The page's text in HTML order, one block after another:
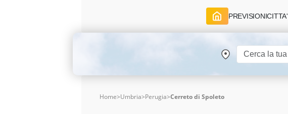
PREVISIONICITTA'
Home>Umbria>Perugia>Cerreto di Spoleto